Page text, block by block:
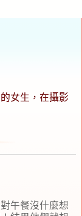
女生，在攝影
午餐沒什麼想